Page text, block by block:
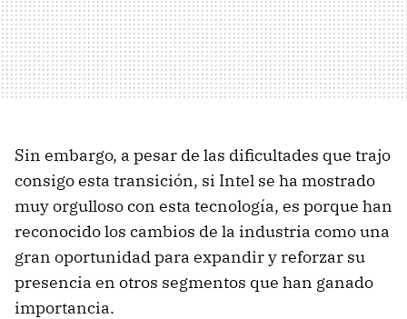
Sin embargo, a pesar de las dificultades que trajo
consigo esta transición, si Intel se ha mostrado
muy orgulloso con esta tecnología, es porque han
reconocido los cambios de la industria como una
gran oportunidad para expandir y reforzar su
presencia en otros segmentos que han ganado
importancia.